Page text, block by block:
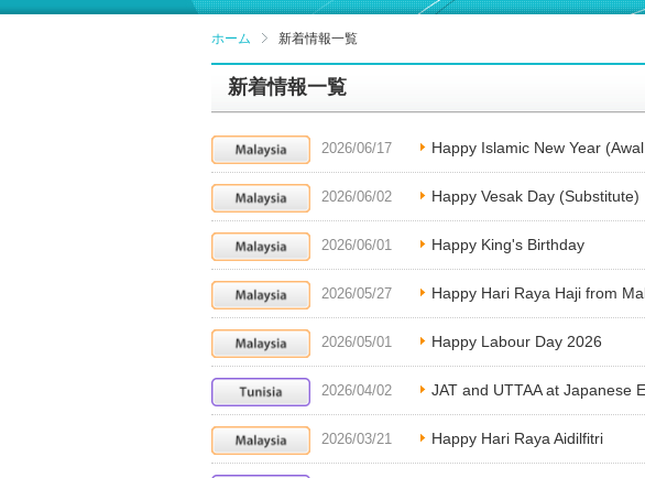
ホーム 新着情報一覧
新着情報一覧
2026/06/17 Happy Islamic New Year
2026/06/02 Happy Vesak Day (Substitute)
2026/06/01 Happy King's Birthday
2026/05/27 Happy Hari Raya Haji from
2026/05/01 Happy Labour Day 2026
2026/04/02 JAT and UTTAA at Japanese
2026/03/21 Happy Hari Raya Aidilfitri